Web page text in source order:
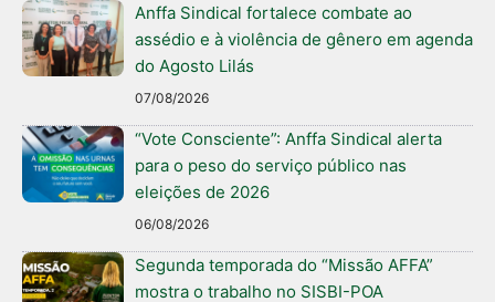
Anffa Sindical fortalece combate ao
assédio e à violência de gênero em agenda
do Agosto Lilás
07/08/2026
“Vote Consciente”: Anffa Sindical alerta
para o peso do serviço público nas
eleições de 2026
06/08/2026
Segunda temporada do “Missão AFFA”
mostra o trabalho no SISBI-POA